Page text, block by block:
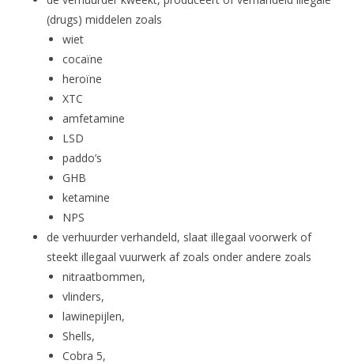
(drugs) middelen zoals
wiet
cocaïne
heroïne
XTC
amfetamine
LSD
paddo’s
GHB
ketamine
NPS
de verhuurder verhandeld, slaat illegaal voorwerk of
steekt illegaal vuurwerk af zoals onder andere zoals
nitraatbommen,
vlinders,
lawinepijlen,
Shells,
Cobra 5,